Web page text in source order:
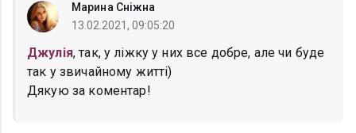
Марина Сніжна
13.02.2021, 09:05:20
Джулія, так, у ліжку у них все добре, але чи буде
так у звичайному житті)
Дякую за коментар!